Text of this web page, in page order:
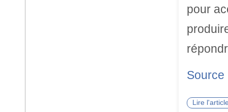
pour
Source
Lire